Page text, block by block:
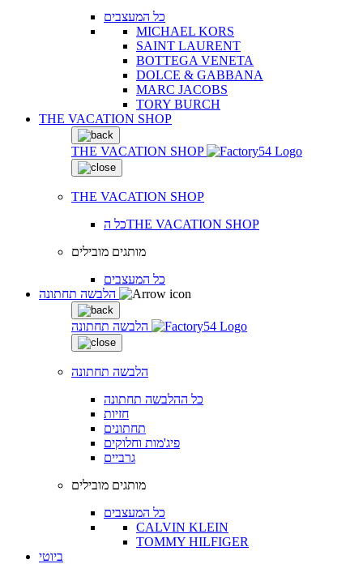
כל המעצבים
MICHAEL KORS
SAINT LAURENT
BOTTEGA VENETA
DOLCE & GABBANA
MARC JACOBS
TORY BURCH
THE VACATION SHOP
THE VACATION SHOP
THE VACATION SHOP
כל הTHE VACATION SHOP
מותגים מובילים
כל המעצבים
הלבשה תחתונה
הלבשה תחתונה
כל ההלבשה תחתונה
חזיות
תחתונים
פיג'מות וחלוקים
גרביים
מותגים מובילים
כל המעצבים
CALVIN KLEIN
TOMMY HILFIGER
ביוטי